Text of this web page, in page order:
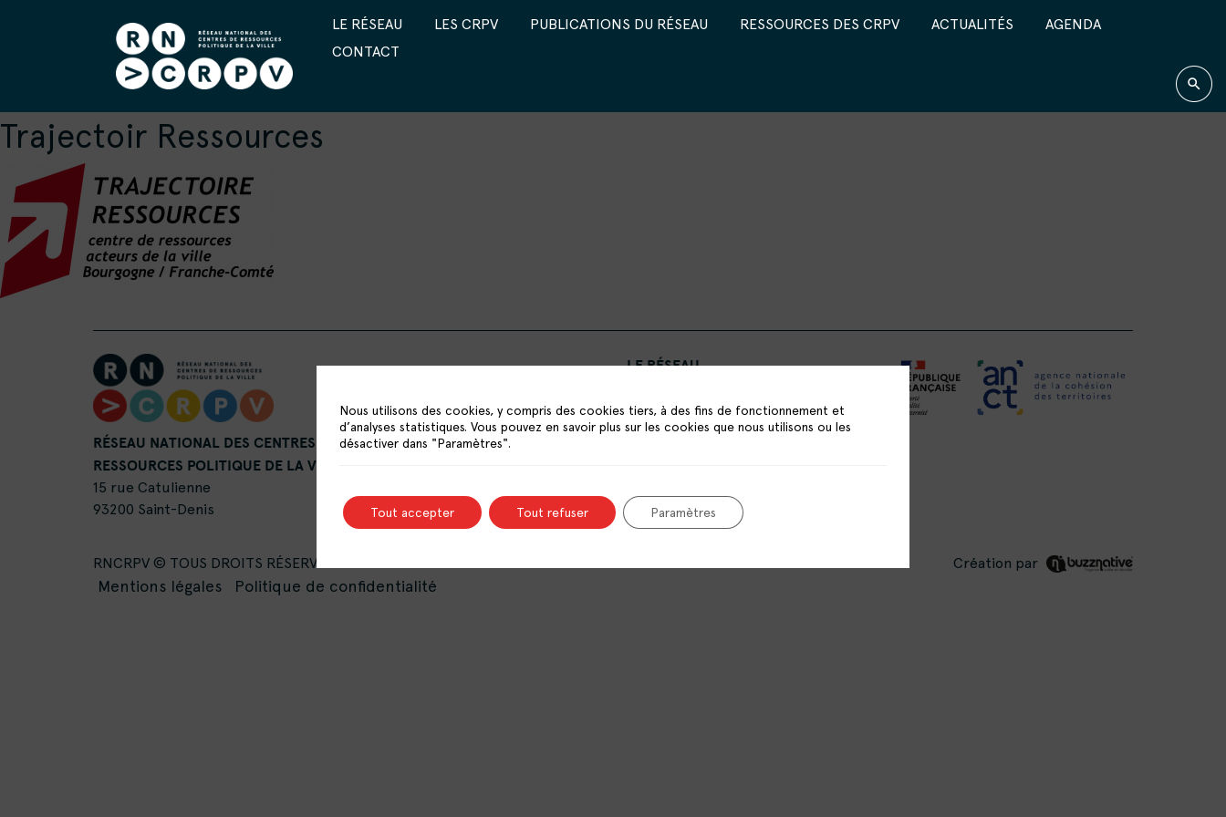
LE RÉSEAU LES CRPV PUBLICATIONS DU RÉSEAU RESSOURCES DES CRPV ACTUALITÉS
AGENDA
CONTACT
Trajectoir Ressources
RÉSEAU NATIONAL DES CENTRES DE
RESSOURCES POLITIQUE DE LA VILLE
15 rue Catulienne
93200 Saint-Denis
LE RÉSEAU
PUBLICATIONS
RESSOURCES
RNCRPV © TOUS DROITS RÉSERVÉS -
Mentions légales Politique de confidentialité
Création par
Nous utilisons des cookies, y compris des cookies tiers, à des fins de fonctionnement et
d’analyses statistiques. Vous pouvez en savoir plus sur les cookies que nous utilisons ou les
désactiver dans "Paramètres".
Tout accepter Tout refuser Paramètres